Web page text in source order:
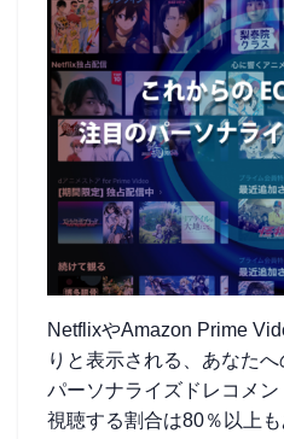
NetflixやAmazon Prime
りと表示される、あなた
パーソナライズドレコメン
視聴する割合は80％以上も